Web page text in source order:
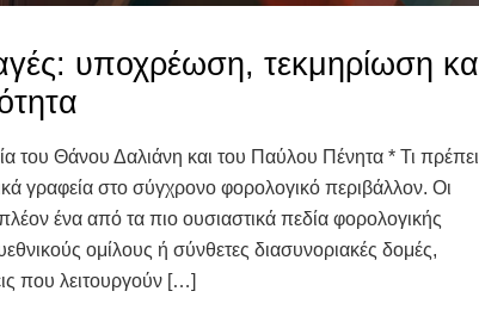
υποχρέωση, τεκμηρίωση κα
του Θάνου Δαλιάνη και του Παύλου Πένητα * Τι πρέπει
γραφεία στο σύγχρονο φορολογικό περιβάλλον. Οι
ένα από τα πιο ουσιαστικά πεδία φορολογικής
ομίλους ή σύνθετες διασυνοριακές δομές,
που λειτουργούν […]